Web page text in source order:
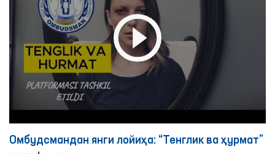
Омбудсмандан янги лойиҳа: “Тенглик ва ҳурмат”